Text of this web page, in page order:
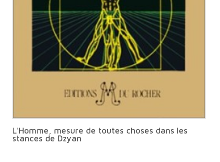
L'Homme, mesure de toutes choses dans les
stances de Dzyan